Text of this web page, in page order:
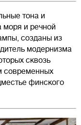
тона и
моря и речной
созданы из
модернизма
сквозь
современных
финского